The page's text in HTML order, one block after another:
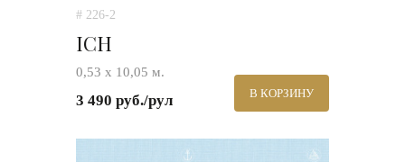
# 226-2
ICH
0,53 х 10,05 м.
3 490 руб./рул В КОРЗИНУ